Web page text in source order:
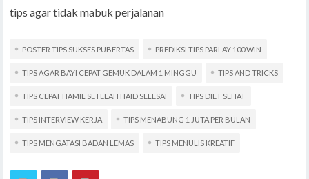
tips agar tidak mabuk perjalanan
POSTER TIPS SUKSES PUBERTAS PREDIKSI TIPS PARLAY 100 WIN
TIPS AGAR BAYI CEPAT GEMUK DALAM 1 MINGGU TIPS AND TRICKS
TIPS CEPAT HAMIL SETELAH HAID SELESAI TIPS DIET SEHAT
TIPS INTERVIEW KERJA TIPS MENABUNG 1 JUTA PER BULAN
TIPS MENGATASI BADAN LEMAS TIPS MENULIS KREATIF